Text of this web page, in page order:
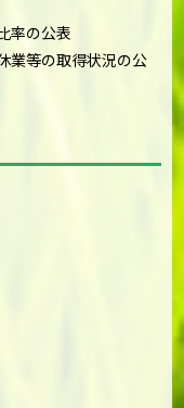
率の公表
業等の取得状況の公